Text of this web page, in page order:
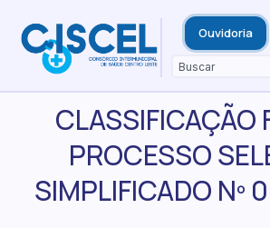
Ouvidoria
CLASSIFICAÇÃO
PROCESSO
SIMPLIFICADO Nº